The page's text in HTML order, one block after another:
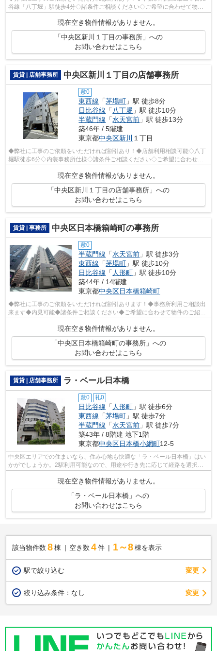
谷線「八丁堀」駅徒歩4分◇諸条件ご相談ください◇ご希望に合わせて物件
のご提案が可能です◇お気軽にお問い合わせく...
現在空き物件情報がありません。
「中央区新川１丁目の事務所」への
お問い合わせはこちら
賃貸 | 店舗事務所 中央区新川１丁目の店舗事務所
敷0
東西線 「茅場町 」駅 徒歩8分
日比谷線 「 八丁堀 」駅 徒歩10分
半蔵門線 「水天宮前 」駅 徒歩13分
築46年 / 5階建
東京都中央区新川 １丁目
◆弊社に工事のご依頼をいただければ割引あり！◆店舗利用相談可能◇八丁
堀駅徒歩6分◇内装事務所仕様◇諸条件ご相談ください◇ご希望に合わせて
現在空き物件情報がありません。
「中央区新川１丁目の店舗事務所」への
お問い合わせはこちら
賃貸 | 事務所 中央区日本橋箱崎町の事務所
敷0
半蔵門線 「水天宮前 」駅 徒歩3分
東西線 「茅場町 」駅 徒歩10分
日比谷線 「 人形町 」駅 徒歩10分
築44年 / 14階建
東京都中央区日本橋箱崎町
◆弊社に工事のご依頼をいただければ割引あります！◆事務所利用ご相談出
来ます◆内見可能◆諸条件ご相談ください◆ご希望に合わせて物件のご紹介
可能です◆業種・ご希望条件等お気軽にお問...
現在空き物件情報がありません。
「中央区日本橋箱崎町の事務所」への
お問い合わせはこちら
賃貸 | 店舗事務所 ラ・ベール日本橋
敷0 礼0
日比谷線 「 人形町 」駅 徒歩6分
東西線 「茅場町 」駅 徒歩7分
半蔵門線 「水天宮前 」駅 徒歩7分
築43年 / 8階建 地下1階
東京都中央区日本橋小網町12-5
中央区エリアでの住まいなら、住み心地も快適な「ラ・ベール日本橋」はい
かがでしょうか。2駅利用可能なので、用途や行き先に応じて経路を選択で
現在空き物件情報がありません。
「ラ・ベール日本橋」への
お問い合わせはこちら
該当物件数 8棟 空き数 4 件 1～8 棟を表示
駅で絞り込む 変更
絞り込み条件： なし 変更